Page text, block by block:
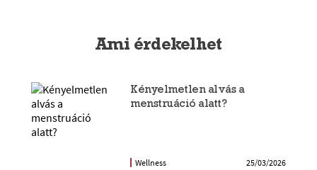
Ami érdekelhet
Kényelmetlen alvás a
menstruáció alatt?
Wellness 25/03/2026